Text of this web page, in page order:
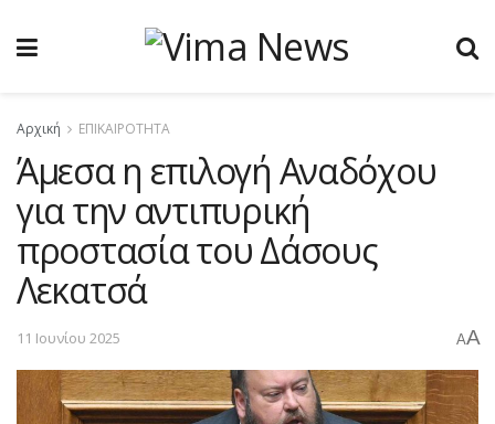
Αρχική ΕΠΙΚΑΙΡΟΤΗΤΑ
Άμεσα η επιλογή Αναδόχου
για την αντιπυρική
προστασία του Δάσους
Λεκατσά
11 Ιουνίου 2025 AA